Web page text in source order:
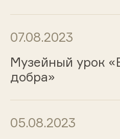
07.08.2023
Музейный урок
добра»
05.08.2023